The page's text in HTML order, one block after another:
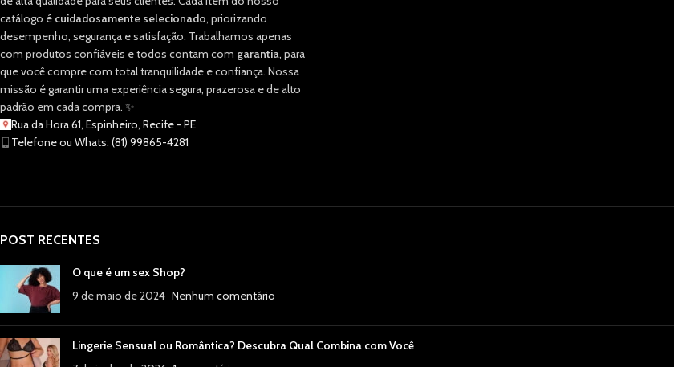
catálogo é cuidadosamente selecionado, priorizando
desempenho, segurança e satisfação. Trabalhamos apenas
com produtos confiáveis e todos contam com garantia, para
que você compre com total tranquilidade e confiança. Nossa
missão é garantir uma experiência segura, prazerosa e de alto
padrão em cada compra. ✨
Rua da Hora 61, Espinheiro, Recife - PE
Telefone ou Whats: (81) 99865-4281
POST RECENTES
O que é um sex Shop?
9 de maio de 2024 Nenhum comentário
Lingerie Sensual ou Romântica? Descubra Qual Combina com Você